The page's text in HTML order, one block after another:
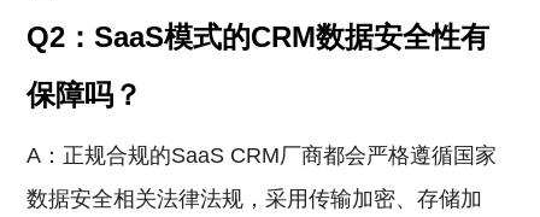
Q2：SaaS模式的CRM数据安全性有
保障吗？
A：正规合规的SaaS CRM厂商都会严格遵循国家
数据安全相关法律法规，采用传输加密、存储加